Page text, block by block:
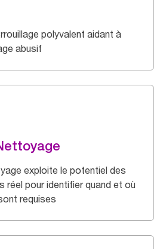
polyvalent aidant à
abusif
exploite le potentiel des
réel pour identifier quand et où
requises